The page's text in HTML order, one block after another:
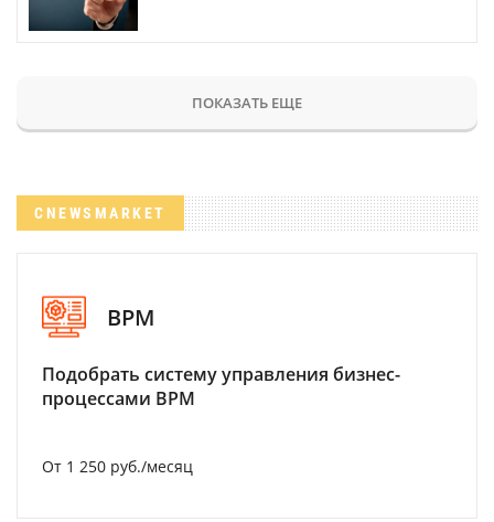
ПОКАЗАТЬ ЕЩЕ
CNEWSMARKET
BPM
Подобрать систему управления бизнес-
процессами BPM
От 1 250 руб./месяц